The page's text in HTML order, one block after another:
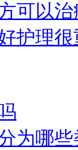
可以
护理很
为哪些